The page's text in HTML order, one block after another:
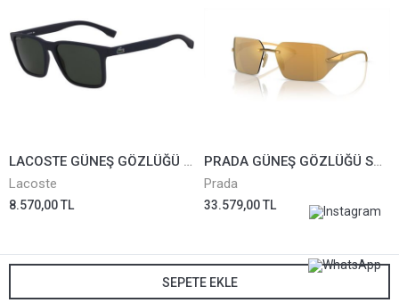
SEPETE EKLE
LACOSTE GÜNEŞ GÖZLÜĞÜ L872S-424
Lacoste
8.570,00 TL
PRADA GÜNEŞ GÖZLÜĞÜ SPRA56-15N80C
Prada
33.579,00 TL